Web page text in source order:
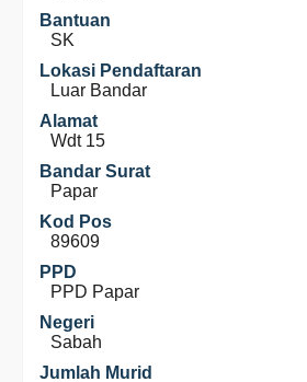
Bantuan
SK
Lokasi Pendaftaran
Luar Bandar
Alamat
Wdt 15
Bandar Surat
Papar
Kod Pos
89609
PPD
PPD Papar
Negeri
Sabah
Jumlah Murid